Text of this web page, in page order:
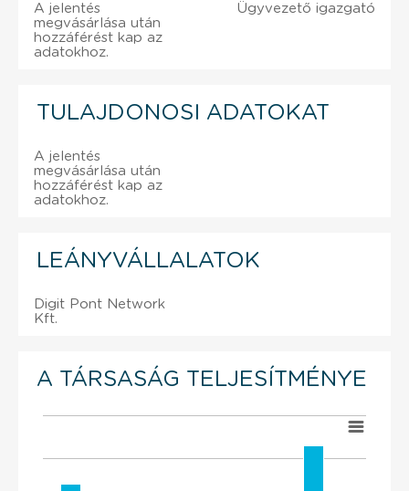
A jelentés
megvásárlása után
hozzáférést kap az
adatokhoz.
Ügyvezető igazgató
TULAJDONOSI ADATOKAT
A jelentés
megvásárlása után
hozzáférést kap az
adatokhoz.
LEÁNYVÁLLALATOK
Digit Pont Network
Kft.
A TÁRSASÁG TELJESÍTMÉNYE